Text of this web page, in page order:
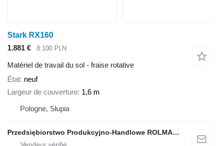
Stark RX160
1.881 €
8.100 PLN
Matériel de travail du sol - fraise rotative
État neuf
Largeur de couverture 1,6 m
Pologne, Słupia
Przedsiębiorstwo Produkcyjno-Handlowe ROLMAPOL Marcin Dziekan